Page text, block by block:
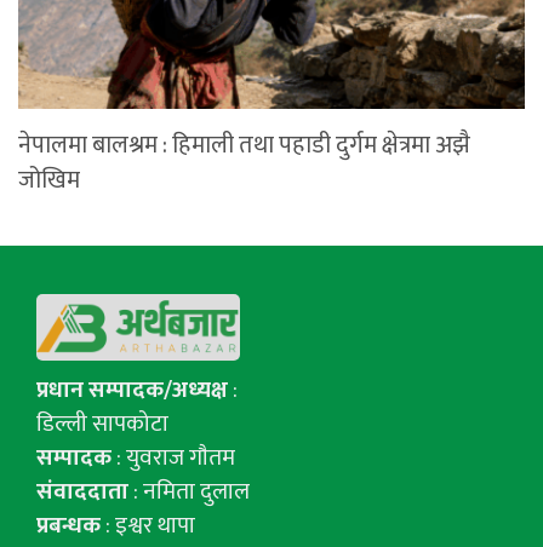
नेपालमा बालश्रम : हिमाली तथा पहाडी दुर्गम क्षेत्रमा अझै
जोखिम
प्रधान सम्पादक/अध्यक्ष:
डिल्ली सापकोटा
सम्पादक: युवराज गाैतम
संवाददाता: नमिता दुलाल
प्रबन्धक: इश्वर थापा